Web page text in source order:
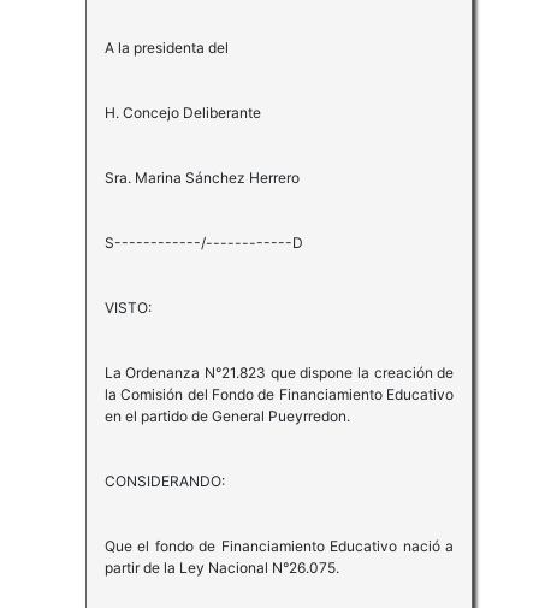
A la presidenta del
H. Concejo Deliberante
Sra. Marina Sánchez Herrero
S------------/------------D
VISTO:
La Ordenanza N°21.823 que dispone la creación de
la Comisión del Fondo de Financiamiento Educativo
en el partido de General Pueyrredon.
CONSIDERANDO:
Que el fondo de Financiamiento Educativo nació a
partir de la Ley Nacional N°26.075.